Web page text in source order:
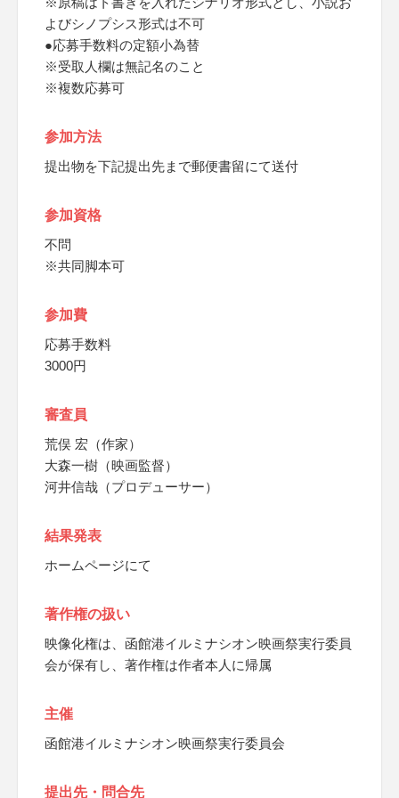
よびシノプシス形式は不可
●応募手数料の定額小為替
※受取人欄は無記名のこと
※複数応募可
参加方法
提出物を下記提出先まで郵便書留にて送付
参加資格
不問
※共同脚本可
参加費
応募手数料
3000円
審査員
荒俣 宏（作家）
大森一樹（映画監督）
河井信哉（プロデューサー）
結果発表
ホームページにて
著作権の扱い
映像化権は、函館港イルミナシオン映画祭実行委員
会が保有し、著作権は作者本人に帰属
主催
函館港イルミナシオン映画祭実行委員会
提出先・問合先